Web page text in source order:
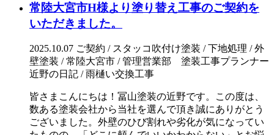
常陸大宮市H様より塗り替え工事のご契約を
いただきました。
2025.10.07 ご契約 / スタッコ吹付け塗装 / 下地処理 / 外
壁塗装 / 常陸大宮市 / 管理営業部 塗装工事プランナー
近野の日記 / 雨樋い交換工事
皆さまこんにちは！冨山塗装の近野です。この度は、
数ある塗装会社から当社を選んで頂き誠にありがとう
ございました。外壁のひび割れや劣化が気になってい